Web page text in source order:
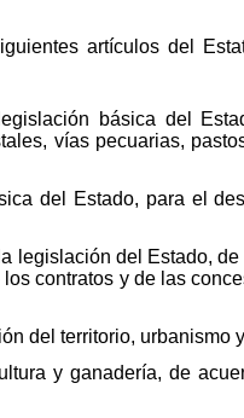
artículos del
básica del
vías pecuarias,
del Estado, para el
legislación del Estado,
contratos y de las
del territorio, urbanismo
y ganadería, de